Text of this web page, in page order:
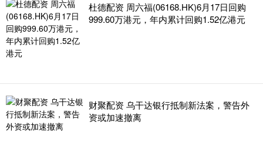
杜德配资 周六福(06168.HK)6月17日回购
999.60万港元，年内累计回购1.52亿港元
财聚配资 乌干达银行抵制新法案，警告外
资或加速撤离